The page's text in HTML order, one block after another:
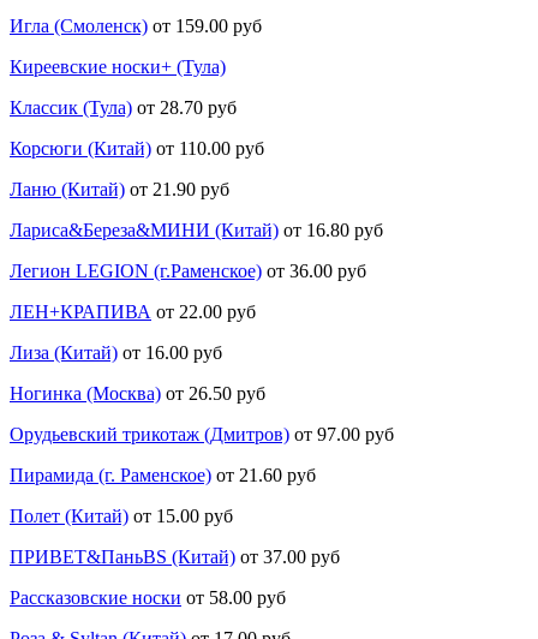
Игла (Смоленск) от 159.00 руб
Киреевские носки+ (Тула)
Классик (Тула) от 28.70 руб
Корсюги (Китай) от 110.00 руб
Ланю (Китай) от 21.90 руб
Лариса&Береза&МИНИ (Китай) от 16.80 руб
Легион LEGION (г.Раменское) от 36.00 руб
ЛЕН+КРАПИВА от 22.00 руб
Лиза (Китай) от 16.00 руб
Ногинка (Москва) от 26.50 руб
Орудьевский трикотаж (Дмитров) от 97.00 руб
Пирамида (г. Раменское) от 21.60 руб
Полет (Китай) от 15.00 руб
ПРИВЕТ&ПаньBS (Китай) от 37.00 руб
Рассказовские носки от 58.00 руб